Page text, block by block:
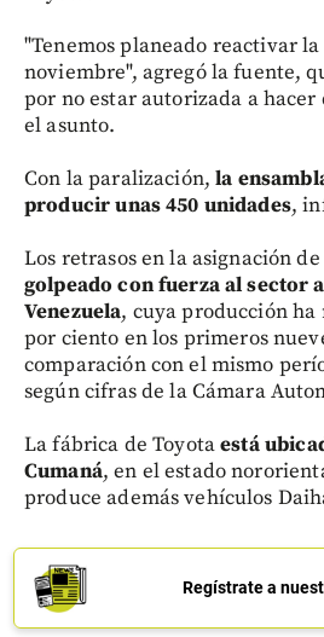
"Tenemos planeado reactivar
noviembre", agregó la fuente,
por no estar autorizada a hacer
el asunto.
Con la paralización,la
producir unas 450 unidades,
Los retrasos en la asignación
golpeado con fuerza al sector
Venezuela, cuya producción
por ciento en los primeros
comparación con el mismo
según cifras de la Cámara
La fábrica de Toyotaestá
Cumaná, en el estado
produce además vehículos
Regístrate a